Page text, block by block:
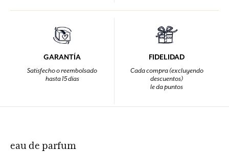
GARANTÍA
Satisfecho o reembolsado
hasta 15 días
FIDELIDAD
Cada compra (excluyendo
descuentos)
le da puntos
eau de parfum